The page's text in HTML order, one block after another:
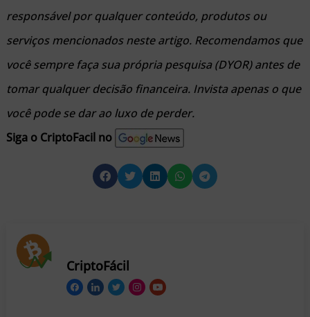
responsável por qualquer conteúdo, produtos ou
serviços mencionados neste artigo. Recomendamos que
você sempre faça sua própria pesquisa (DYOR) antes de
tomar qualquer decisão financeira. Invista apenas o que
você pode se dar ao luxo de perder.
Siga o CriptoFacil no
CriptoFácil